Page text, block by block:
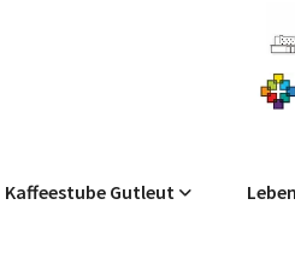
Kaffeestube Gutleut